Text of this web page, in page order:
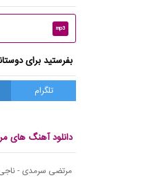
mp3
بفرستید برای
تلگرام
دانلود آهنگ های
مرتضی سرمدی -